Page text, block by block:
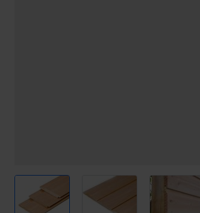
View larger imageView larger image